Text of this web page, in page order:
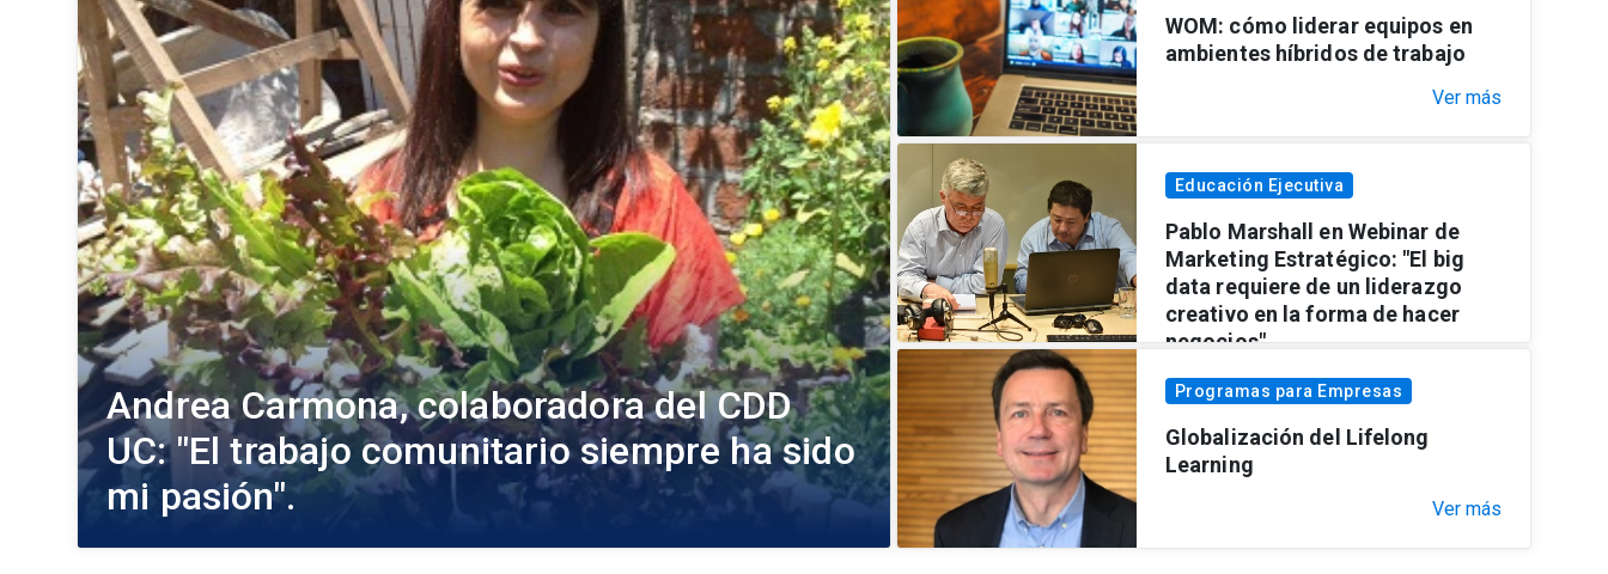
Andrea Carmona, colaboradora del CDD
UC: "El trabajo comunitario siempre ha sido
mi pasión".
WOM: cómo liderar equipos en
ambientes híbridos de trabajo
Ver más
Educación Ejecutiva
Pablo Marshall en Webinar de
Marketing Estratégico: "El big
data requiere de un liderazgo
creativo en la forma de hacer
negocios".
Programas para Empresas
Globalización del Lifelong
Learning
Ver más